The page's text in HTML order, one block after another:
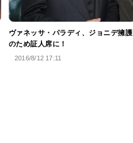
ヴァネッサ・パラディ、ジョニデ擁護
のため証人席に！
2016/8/12 17:11